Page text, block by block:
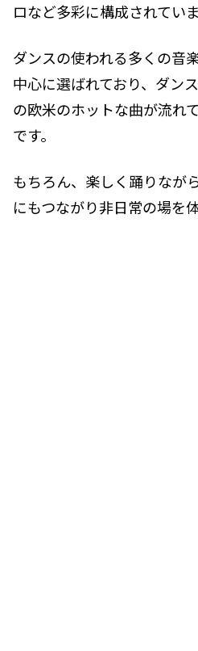
ロなど多彩に構成されていま
ダンスの使われる多くの音
中心に選ばれており、ダン
の欧米のホットな曲が流れ
です。
もちろん、楽しく踊りなが
にもつながり非日常の場を